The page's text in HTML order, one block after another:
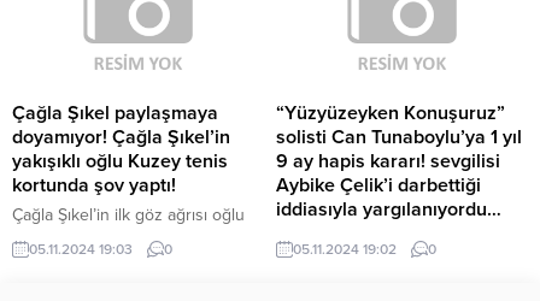
eklenmemişse bu alan boş kalır.
senaristliğini, ‘Gecenin
Çığlıkları’nın da olduğu birçok
filmin yönetmenliğini yaptı. Haber
“Yayınlanan tüm haber ve diğer
içerikler ile ilgili olarak...
Çağla Şıkel paylaşmaya
doyamıyor! Çağla Şıkel’in
yakışıklı oğlu Kuzey tenis
kortunda şov yaptı!
Çağla Şıkel’in ilk göz ağrısı oğlu
Kuzey geçtiğimiz günlerde 15
yaşına bastı. Yakışıklılığı ile sosyal
05.11.2024 19:03 0
“Yüzyüzeyken Konuşuruz”
solisti Can Tunaboylu’ya 1 yıl
9 ay hapis kararı! sevgilisi
Aybike Çelik’i darbettiği
iddiasıyla yargılanıyordu…
Yüzyüzeyken Konuşuruz adlı
müzik grubunun üyesi Can
05.11.2024 19:02 0